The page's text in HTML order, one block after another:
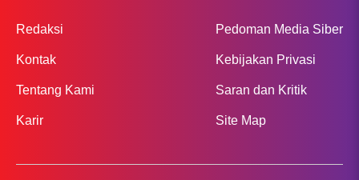
Redaksi
Kontak
Tentang Kami
Karir
Pedoman Media Siber
Kebijakan Privasi
Saran dan Kritik
Site Map